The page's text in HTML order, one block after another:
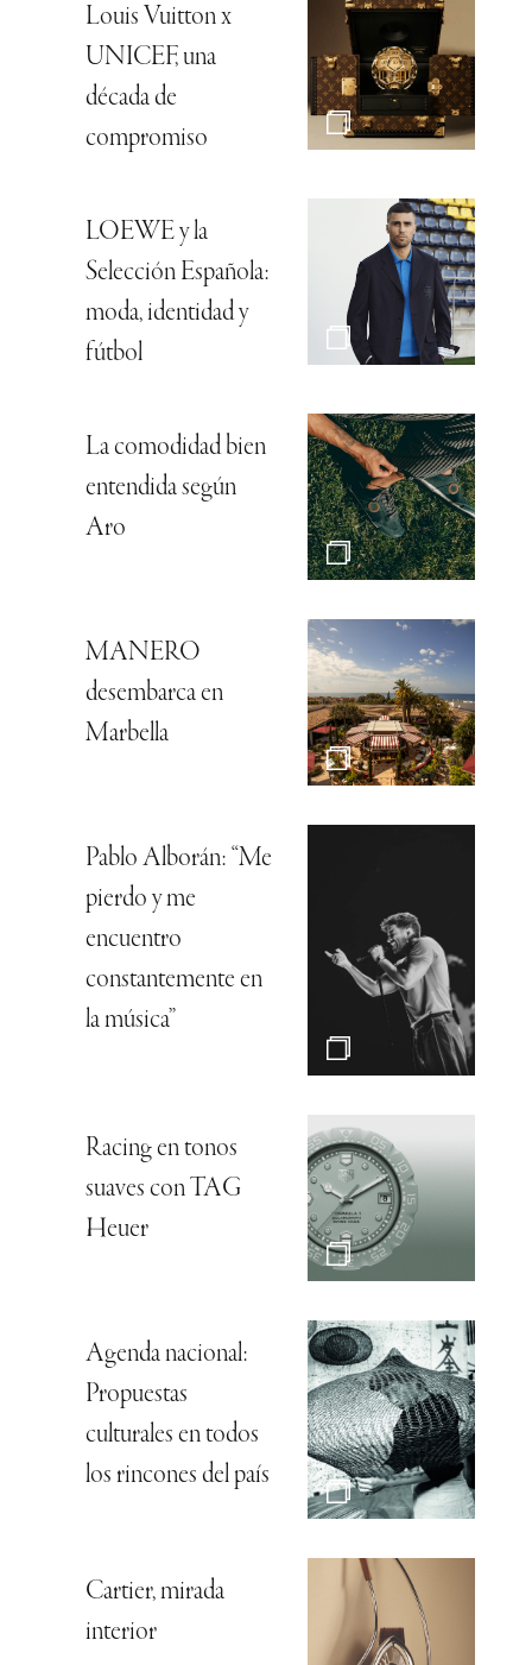
Louis Vuitton x
UNICEF, una
década de
compromiso
LOEWE y la
Selección Española:
moda, identidad y
fútbol
La comodidad bien
entendida según
Aro
MANERO
desembarca en
Marbella
Pablo Alborán: “Me
pierdo y me
encuentro
constantemente en
la música”
Racing en tonos
suaves con TAG
Heuer
Agenda nacional:
Propuestas
culturales en todos
los rincones del país
Cartier, mirada
interior